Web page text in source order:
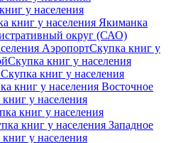
у населения
книг у населения Якиманка
округ (САО)
АэропортСкупка книг у
Скупка книг у населения
Скупка книг у населения
книг у населения Восточное
у населения
книг у населения
книг у населения Западное
у населения